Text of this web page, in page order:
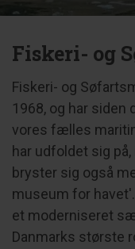
Fiskeri- og
Fiskeri- og
1968, og har
vores fælles
har udfoldet sig
bryster sig også
museum for
et moderniseret
Danmarks største